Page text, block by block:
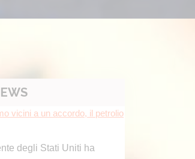
vicini a un accordo, il petrolio
degli Stati Uniti ha